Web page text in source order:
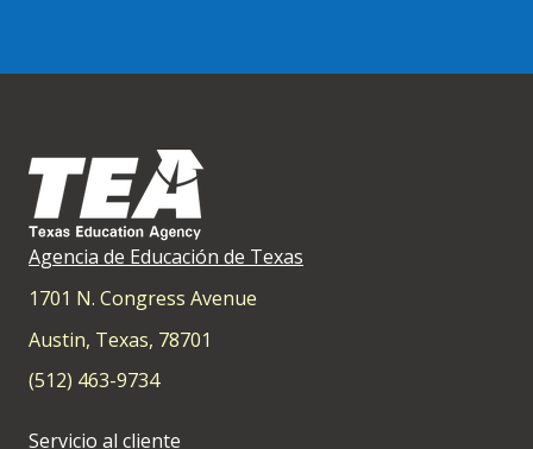
Agencia de Educación de Texas
1701 N. Congress Avenue
Austin, Texas, 78701
(512) 463-9734
Servicio al cliente